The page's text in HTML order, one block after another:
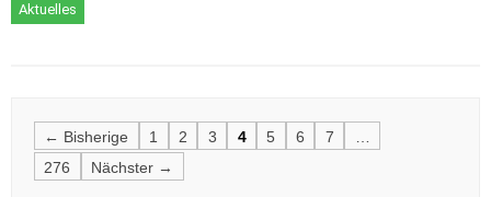
Aktuelles
Posts
navigation
← Bisherige 1 2 3 4 5 6 7
276
Nächster →